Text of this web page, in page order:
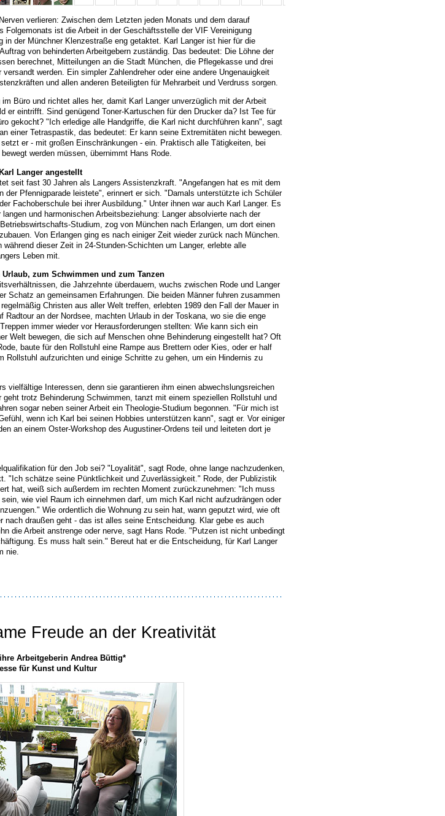
verlieren: Zwischen dem Letzten jeden Monats und dem darauf
Folgemonats ist die Arbeit in der Geschäftsstelle der VIF Vereinigung
in der Münchner Klenzestraße eng getaktet. Karl Langer ist hier für die
von behinderten Arbeitgebern zuständig. Das bedeutet: Die Löhne der
berechnet, Mitteilungen an die Stadt München, die Pflegekasse und drei
versandt werden. Ein simpler Zahlendreher oder eine andere Ungenauigkeit
und allen anderen Beteiligten für Mehrarbeit und Verdruss sorgen.
Büro und richtet alles her, damit Karl Langer unverzüglich mit der Arbeit
er eintrifft. Sind genügend Toner-Kartuschen für den Drucker da? Ist Tee für
gekocht? "Ich erledige alle Handgriffe, die Karl nicht durchführen kann", sagt
einer Tetraspastik, das bedeutet: Er kann seine Extremitäten nicht bewegen.
setzt er - mit großen Einschränkungen - ein. Praktisch alle Tätigkeiten, bei
werden müssen, übernimmt Hans Rode.
Langer angestellt
seit fast 30 Jahren als Langers Assistenzkraft. "Angefangen hat es mit dem
der Pfennigparade leistete", erinnert er sich. "Damals unterstützte ich Schüler
Fachoberschule bei ihrer Ausbildung." Unter ihnen war auch Karl Langer. Es
langen und harmonischen Arbeitsbeziehung: Langer absolvierte nach der
Studium, zog von München nach Erlangen, um dort einen
Von Erlangen ging es nach einiger Zeit wieder zurück nach München.
während dieser Zeit in 24-Stunden-Schichten um Langer, erlebte alle
Leben mit.
zum Schwimmen und zum Tanzen
die Jahrzehnte überdauern, wuchs zwischen Rode und Langer
Schatz an gemeinsamen Erfahrungen. Die beiden Männer fuhren zusammen
Christen aus aller Welt treffen, erlebten 1989 den Fall der Mauer in
Radtour an der Nordsee, machten Urlaub in der Toskana, wo sie die enge
immer wieder vor Herausforderungen stellten: Wie kann sich ein
Welt bewegen, die sich auf Menschen ohne Behinderung eingestellt hat? Oft
baute für den Rollstuhl eine Rampe aus Brettern oder Kies, oder er half
Rollstuhl aufzurichten und einige Schritte zu gehen, um ein Hindernis zu
vielfältige Interessen, denn sie garantieren ihm einen abwechslungsreichen
geht trotz Behinderung Schwimmen, tanzt mit einem speziellen Rollstuhl und
sogar neben seiner Arbeit ein Theologie-Studium begonnen. "Für mich ist
wenn ich Karl bei seinen Hobbies unterstützen kann", sagt er. Vor einiger
an einem Oster-Workshop des Augustiner-Ordens teil und leiteten dort je
für den Job sei? "Loyalität", sagt Rode, ohne lange nachzudenken,
"Ich schätze seine Pünktlichkeit und Zuverlässigkeit." Rode, der Publizistik
hat, weiß sich außerdem im rechten Moment zurückzunehmen: "Ich muss
wie viel Raum ich einnehmen darf, um mich Karl nicht aufzudrängen oder
Wie ordentlich die Wohnung zu sein hat, wann geputzt wird, wie oft
nach draußen geht - das ist alles seine Entscheidung. Klar gebe es auch
die Arbeit anstrenge oder nerve, sagt Hans Rode. "Putzen ist nicht unbedingt
Es muss halt sein." Bereut hat er die Entscheidung, für Karl Langer
nie.
Freude an der Kreativität
Arbeitgeberin Andrea Büttig*
für Kunst und Kultur